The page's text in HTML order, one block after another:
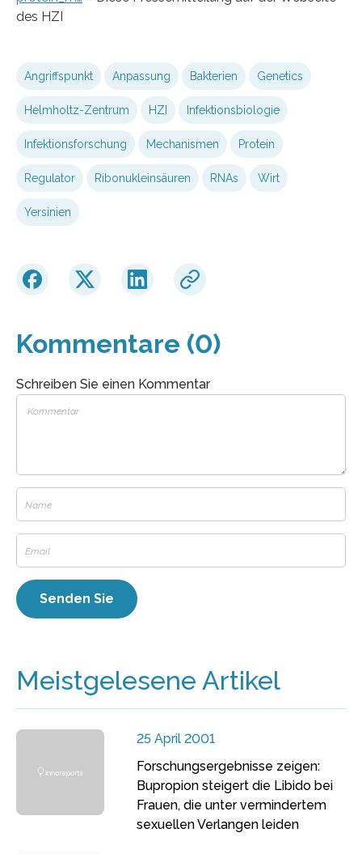
des HZI
Angriffspunkt Anpassung Bakterien Genetics
Helmholtz-Zentrum HZI Infektionsbiologie
Infektionsforschung Mechanismen Protein
Regulator Ribonukleinsäuren RNAs Wirt
Yersinien
Kommentare (0)
Schreiben Sie einen Kommentar
Meistgelesene Artikel
25 April 2001
Forschungsergebnisse zeigen:
Bupropion steigert die Libido bei
Frauen, die unter vermindertem
sexuellen Verlangen leiden